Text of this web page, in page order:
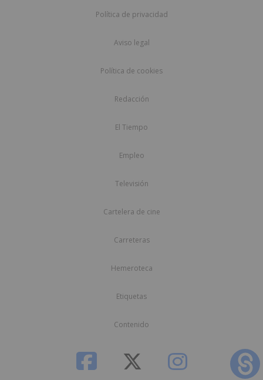
Política de privacidad
Aviso legal
Política de cookies
Redacción
El Tiempo
Empleo
Televisión
Cartelera de cine
Carreteras
Hemeroteca
Etiquetas
Contenido